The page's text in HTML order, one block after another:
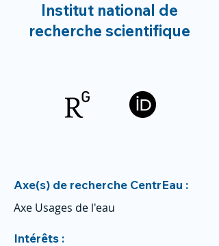
Institut national de
recherche scientifique
Axe(s) de recherche CentrEau :
Axe Usages de l'eau
Intérêts :